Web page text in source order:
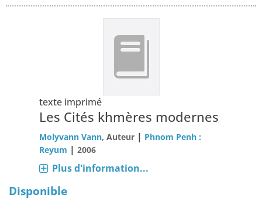
texte imprimé
Les Cités khmères modernes
Molyvann Vann, Auteur | Phnom Penh :
Reyum |2006
Plus d'information...
Disponible